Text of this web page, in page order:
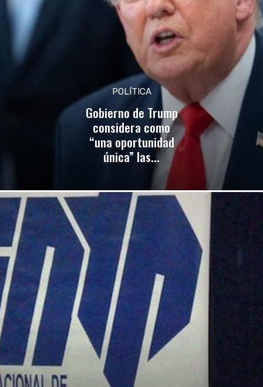
POLÍTICA
Gobierno de Trump
considera como
“una oportunidad
única” las...